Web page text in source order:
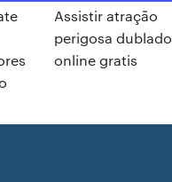
Assistir atração
perigosa dublado
online gratis